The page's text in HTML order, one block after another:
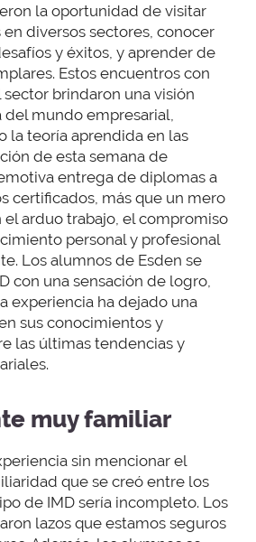
la oportunidad de visitar
diversos sectores, conocer
y éxitos, y aprender de
Estos encuentros con
brindaron una visión
mundo empresarial,
la teoría aprendida en las
de esta semana de
entrega de diplomas a
certificados, más que un mero
el arduo trabajo, el compromiso
personal y profesional
Los alumnos de Esden se
con una sensación de logro,
experiencia ha dejado una
sus conocimientos y
las últimas tendencias y
muy familiar
sin mencionar el
que se creó entre los
de IMD sería incompleto. Los
lazos que estamos seguros